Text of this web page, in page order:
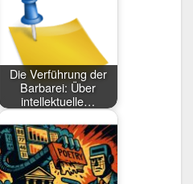
Die Verführung der
Barbarei: Über
intellektuelle…